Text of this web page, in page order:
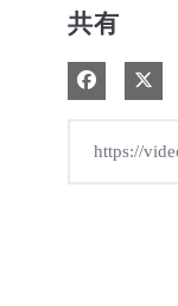
共有
FacebookX